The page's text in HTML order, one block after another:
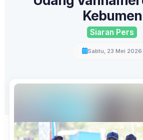
Kebumen
Siaran Pers
Sabtu, 23 Mei 2026